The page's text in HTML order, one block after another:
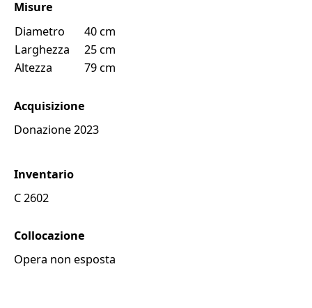
Misure
diametro
40 cm
larghezza
25 cm
altezza
79 cm
Acquisizione
donazione 2023
Inventario
C 2602
Collocazione
Opera non esposta